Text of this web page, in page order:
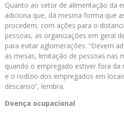
Quanto ao setor de alimentação da
adiciona que, dá mesma forma que
procedem, com ações para o
pessoas, as organizações em geral
para evitar aglomerações. “Devem
as mesas, limitação de pessoas nas
quando o empregado estiver fora
e o rodízio dos empregados em
descanso”, lembra.
Doença ocupacional